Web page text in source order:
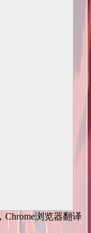
浏览器翻译